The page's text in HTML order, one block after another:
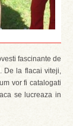
fascinante de
De la flacai viteji,
vor fi catalogati
se lucreaza in